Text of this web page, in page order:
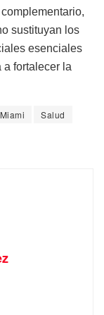
sustituyan los
esenciales
a fortalecer la
Miami
Salud